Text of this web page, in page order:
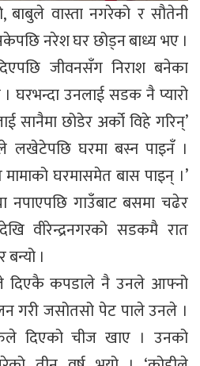
वास्ता नगरेको र सौतेनी
नरेश घर छोड्न बाध्य भए ।
जीवनसँग निराश बनेका
घरभन्दा उनलाई सडक नै प्यारो
सानैमा छोडेर अर्को विहे गरिन्’
लखेटेपछि घरमा बस्न पाइनँ ।
घरमासमेत बास पाइन् ।’
नपाएपछि गाउँबाट बसमा चढेर
वीरेन्द्रनगरको सडकमै रात
।
दिएकै कपडाले नै उनले आफ्नो
गरी जसोतसो पेट पाले उनले ।
दिएको चीज खाए । उनको